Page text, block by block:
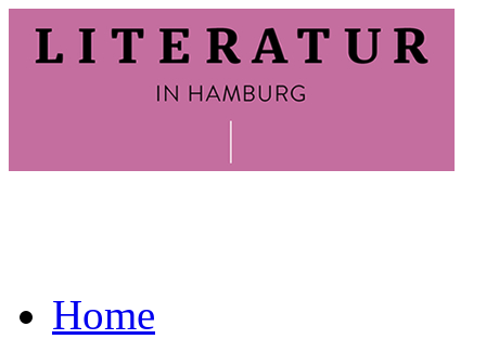
Home